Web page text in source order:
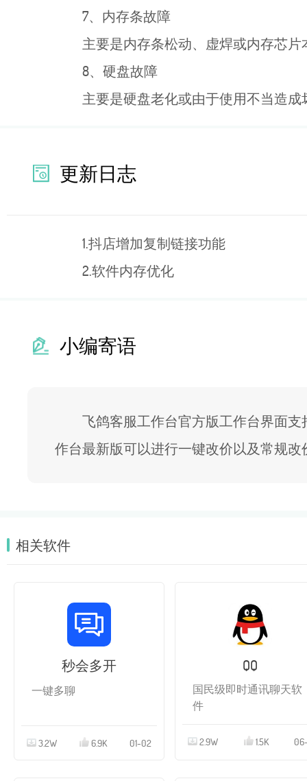
7、内存条故障
主要是内存条松动、虚焊或内存芯片
8、硬盘故障
主要是硬盘老化或由于使用不当造
更新日志
1.抖店增加复制链接功能
2.软件内存优化
小编寄语
飞鸽客服工作台官方版工作台界面
作台最新版可以进行一键改价以及常规
相关软件
秒会多开
一键多聊
3.2W 6.9K 01-02
QQ
国民级即时通讯聊天软
件
2.9W 1.5K 06-